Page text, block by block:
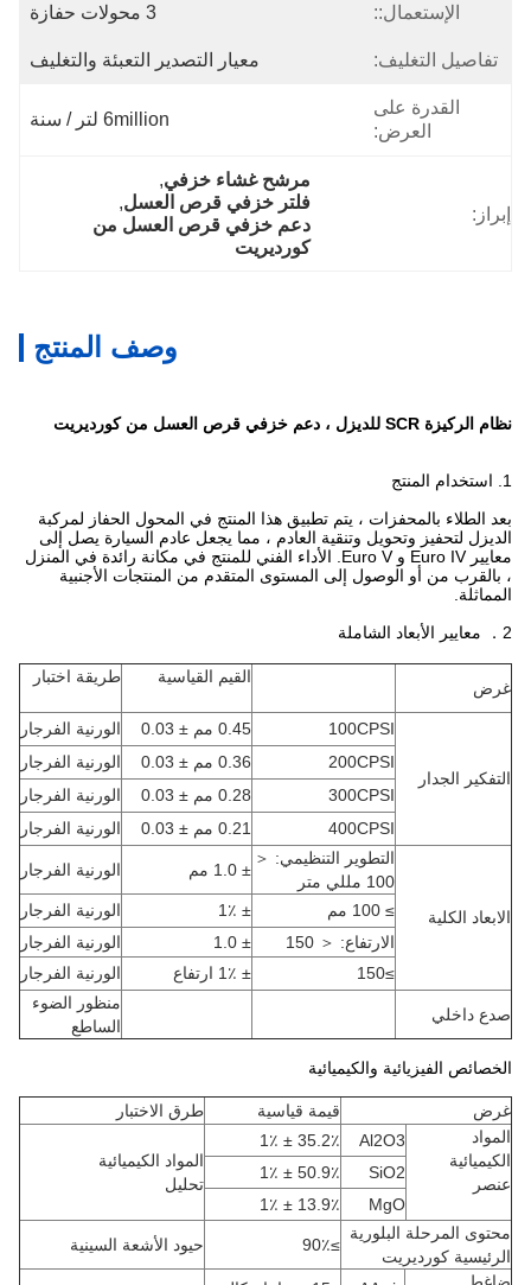
الإستعمال:: 3 محولات حفازة
تفاصيل التغليف: معيار التصدير التعبئة والتغليف
القدرة على
العرض:
6million لتر / سنة
إبراز:
مرشح غشاء خزفي ,
فلتر خزفي قرص العسل ,
دعم خزفي قرص العسل من
كورديريت
وصف المنتج
نظام الركيزة SCR للديزل ، دعم خزفي قرص العسل من كورديريت
بعد الطلاء بالمحفزات ، يتم تطبيق هذا المنتج في المحول الحفاز لمركبة
الديزل لتحفيز وتحويل وتنقية العادم ، مما يجعل عادم السيارة يصل إلى
معايير Euro IV و Euro V. الأداء الفني للمنتج في مكانة رائدة في المنزل
، بالقرب من أو الوصول إلى المستوى المتقدم من المنتجات الأجنبية
المماثلة.
غرض
القيم القياسية طريقة اختبار
التفكير الجدار
100CPSI 0.45 مم ± 0.03
الورنية الفرجار
200CPSI
0.36 مم ± 0.03
الورنية الفرجار
300CPSI
0.28 مم ± 0.03
الورنية الفرجار
400CPSI
0.21 مم ± 0.03 الورنية الفرجار
الابعاد الكلية
التطوير التنظيمي: ＜
100 مللي متر
± 1.0 مم الورنية الفرجار
≥ 100 مم ± 1٪
الورنية الفرجار
الارتفاع: ＜ 150
± 1.0
الورنية الفرجار
≥150
± 1٪ ارتفاع الورنية الفرجار
صدع داخلي
منظور الضوء
الساطع
الخصائص الفيزيائية والكيميائية
غرض قيمة قياسية
طرق الاختبار
المواد
الكيميائية
عنصر
Al2O3
35.2٪ ± 1٪
المواد الكيميائية
تحليل
SiO2
50.9٪ ± 1٪
MgO
13.9٪ ± 1٪
محتوى المرحلة البلورية
الرئيسية كورديريت
≥90٪
حيود الأشعة السينية